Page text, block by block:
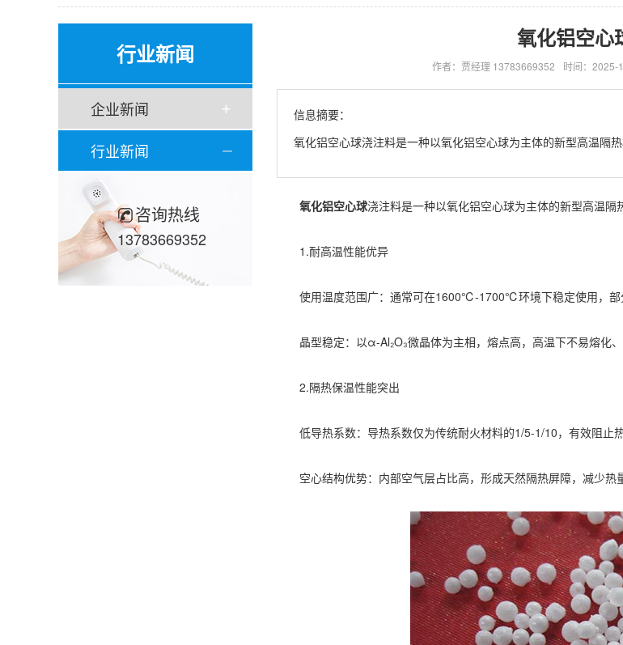
行业新闻
企业新闻
行业新闻
咨询热线
13783669352
氧化铝空心
作者：贾经理 13783669352 时间：2025-
信息摘要：
氧化铝空心球浇注料是一种以氧化铝空心球为主体的新型高温隔热
氧化铝空心球浇注料是一种以氧化铝空心球为主体的新型高温隔
1.耐高温性能优异
使用温度范围广：通常可在1600℃-1700℃环境下稳定使用，部
晶型稳定：以α-Al₂O₃微晶体为主相，熔点高，高温下不易熔化、
2.隔热保温性能突出
低导热系数：导热系数仅为传统耐火材料的1/5-1/10，有效阻止热
空心结构优势：内部空气层占比高，形成天然隔热屏障，减少热